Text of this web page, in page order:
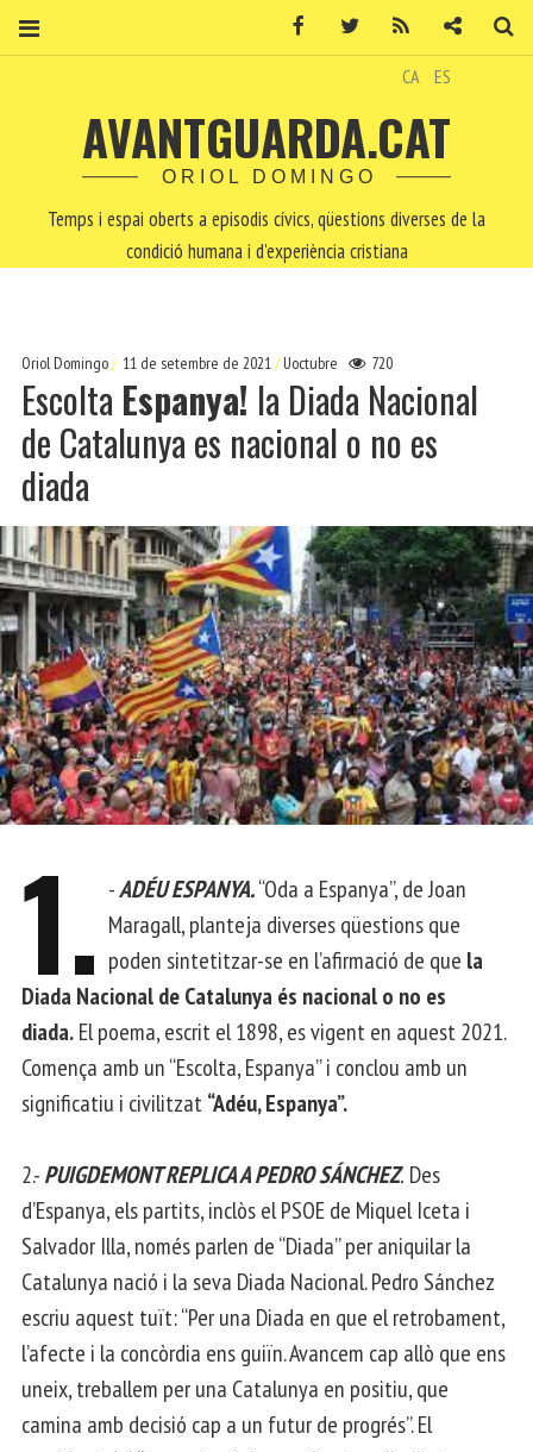
CA ES
AVANTGUARDA.CAT
ORIOL DOMINGO
Temps i espai oberts a episodis cívics, qüestions diverses de la
condició humana i d'experiència cristiana
Oriol Domingo 11 de setembre de 2021 Uoctubre 720
Escolta Espanya! la Diada Nacional
de Catalunya es nacional o no es
diada
1. -ADÉU ESPANYA.“Oda a Espanya”, de Joan
Maragall, planteja diverses qüestions que
poden sintetitzar-se en l’afirmació de que la
Diada Nacional de Catalunya és nacional o no es
diada.El poema, escrit el 1898, es vigent en aquest 2021.
Comença amb un “Escolta, Espanya” i conclou amb un
significatiu i civilitzat“Adéu, Espanya”.
2.-PUIGDEMONT REPLICA A PEDRO SÁNCHEZ. Des
d’Espanya, els partits, inclòs el PSOE de Miquel Iceta i
Salvador Illa, només parlen de “Diada” per aniquilar la
Catalunya nació i la seva Diada Nacional. Pedro Sánchez
escriu aquest tuït: “Per una Diada en que el retrobament,
l’afecte i la concòrdia ens guiïn. Avancem cap allò que ens
uneix, treballem per una Catalunya en positiu, que
camina amb decisió cap a un futur de progrés”. El
Facebook Twitter Contacte